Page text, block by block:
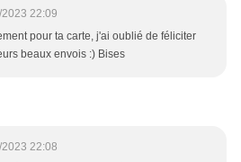
22:09
pour ta carte, j'ai oublié de féliciter
beaux envois :) Bises
22:08